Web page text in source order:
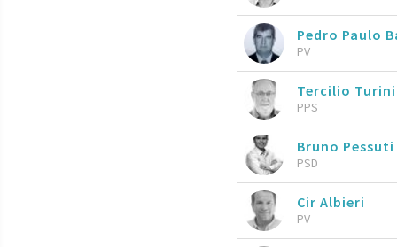
Pedro Paulo
PV
Tercilio Turini
PPS
Bruno Pessuti
PSD
Cir Albieri
PV